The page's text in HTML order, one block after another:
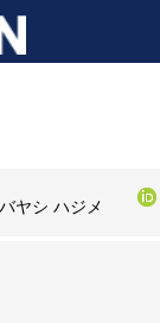
ヤシ ハジメ